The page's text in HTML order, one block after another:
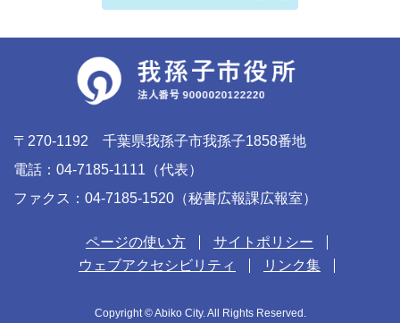
〒270-1192 千葉県我孫子市我孫子1858番地
電話：04-7185-1111（代表）
ファクス：04-7185-1520（秘書広報課広報室）
ページの使い方
サイトポリシー
ウェブアクセシビリティ
リンク集
Copyright © Abiko City. All Rights Reserved.